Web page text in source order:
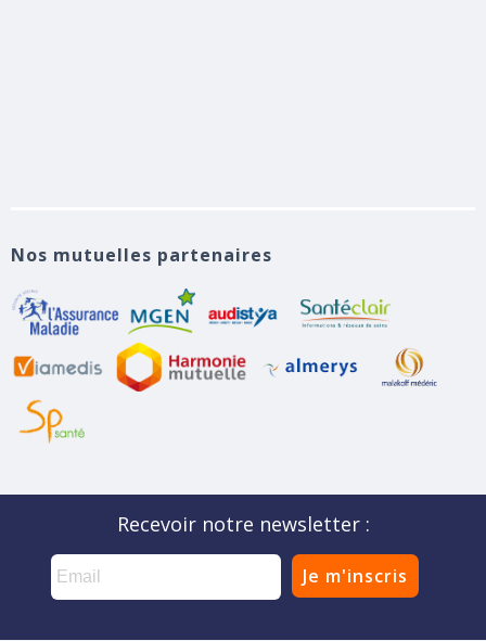
Nos mutuelles partenaires
Recevoir notre newsletter :
Je m'inscris